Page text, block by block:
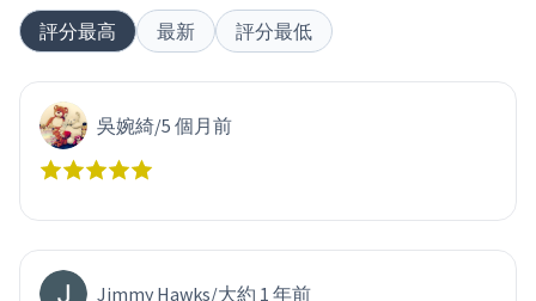
評分最高 最新 評分最低
吳婉綺/5 個月前
Jimmy Hawks/大約 1 年前